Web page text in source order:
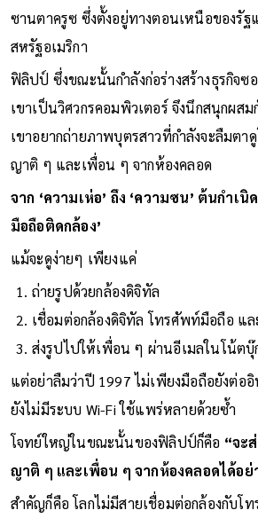
ซานตาครูซ ซึ่งตั้งอยู่ทางตอนเหนือของรัฐ
สหรัฐอเมริกา
ฟิลิปป์ ซึ่งขณะนั้นกำลังก่อร่างสร้างธุรกิจซ
เขาเป็นวิศวกรคอมพิวเตอร์ จึงนึกสนุกผสม
เขาอยากถ่ายภาพบุตรสาวที่กำลังจะลืมตา
ญาติ ๆ และเพื่อน ๆ จากห้องคลอด
จาก ‘ความเห่อ’ ถึง ‘ความซน’ ต้นกำเ
มือถือติดกล้อง’
แม้จะดูง่ายๆ เพียงแค่
ถ่ายรูปด้วยกล้องดิจิทัล
เชื่อมต่อกล้องดิจิทัล โทรศัพท์มือถือ แล
ส่งรูปไปให้เพื่อน ๆ ผ่านอีเมลในโน้ตบุ๊
แต่อย่าลืมว่าปี 1997 ไม่เพียงมือถือยังต่ออิ
ยังไม่มีระบบ Wi-Fi ใช้แพร่หลายด้วยซ้ำ
โจทย์ใหญ่ในขณะนั้นของฟิลิปป์ก็คือ “จะ
ญาติ ๆ และเพื่อน ๆ จากห้องคลอดได้อย่
สำคัญก็คือ โลกไม่มีสายเชื่อมต่อกล้องกับ